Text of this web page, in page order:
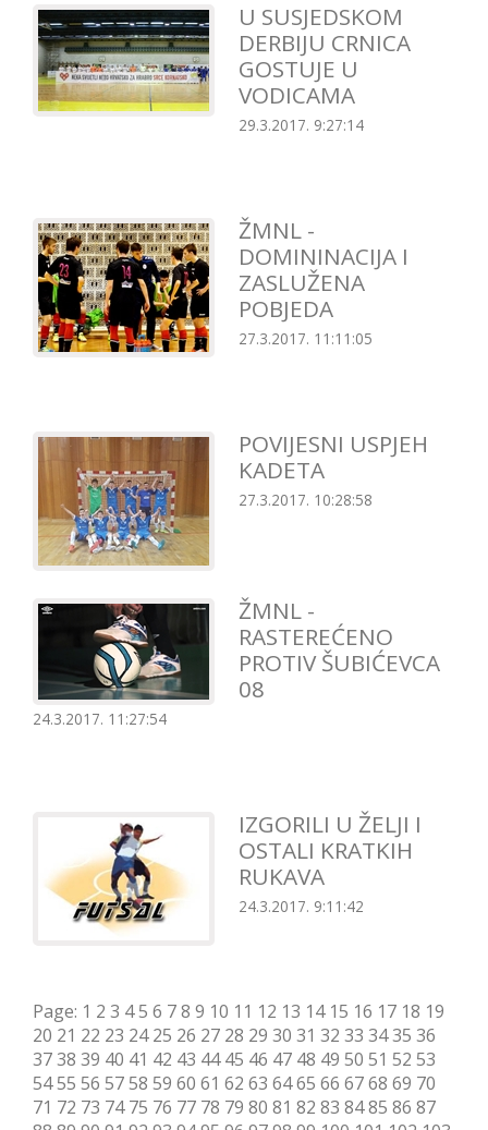
U SUSJEDSKOM
DERBIJU CRNICA
GOSTUJE U
VODICAMA
29.3.2017. 9:27:14
ŽMNL -
DOMININACIJA I
ZASLUŽENA
POBJEDA
27.3.2017. 11:11:05
POVIJESNI USPJEH
KADETA
27.3.2017. 10:28:58
ŽMNL -
RASTEREĆENO
PROTIV ŠUBIĆEVCA
08
24.3.2017. 11:27:54
IZGORILI U ŽELJI I
OSTALI KRATKIH
RUKAVA
24.3.2017. 9:11:42
Page: 1 2 3 45 6 78 9 10 11 12 13 14 15 16 17 18 19
20 21 22 23 24 25 26 27 28 29 30 31 32 33 3435 36
3738 39 40 41 42 43 44 45 46 47 48 49 50 51 52 53
5455 56 5758 59 60 61 62 63 6465 66 6768 69 70
71 72 73 74 75 76 77 78 79 80 81 82 83 8485 86 87